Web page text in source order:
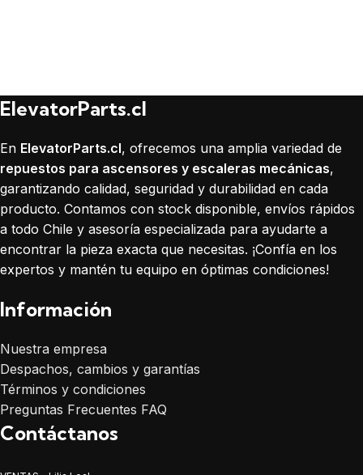
ElevatorParts.cl
En ElevatorParts.cl, ofrecemos una amplia variedad de
repuestos para ascensores y escaleras mecánicas,
garantizando calidad, seguridad y durabilidad en cada
producto. Contamos con stock disponible, envíos rápidos
a todo Chile y asesoría especializada para ayudarte a
encontrar la pieza exacta que necesitas. ¡Confía en los
expertos y mantén tu equipo en óptimas condiciones!
Información
Nuestra empresa
Despachos, cambios y garantías
Términos y condiciones
Preguntas Frecuentes FAQ
Contáctanos